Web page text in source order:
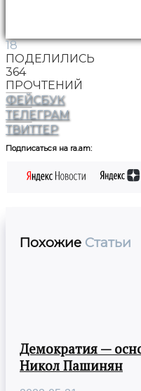
18
ПОДЕЛИЛИСЬ
364
ПРОЧТЕНИЙ
ФЕЙСБУК
ТЕЛЕГРАМ
ТВИТТЕР
Подписаться на ra.am:
Похожие Статьи
Демократия —
Никол Пашинян